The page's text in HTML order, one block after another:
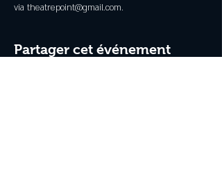
via theatrepoint@gmail.com.
Partager cet événement